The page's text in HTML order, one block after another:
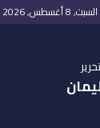
السبت, 8 أغسطس, 2026